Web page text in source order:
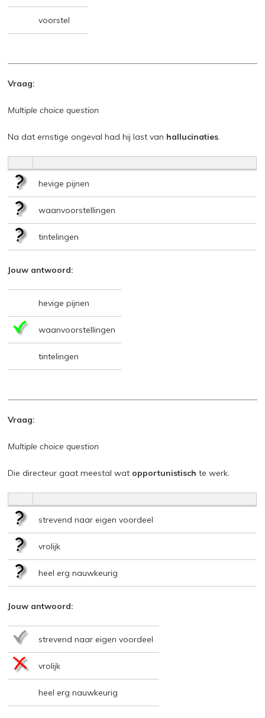
voorstel
Vraag:
Multiple choice question
Na dat ernstige ongeval had hij last van hallucinaties.
hevige pijnen
waanvoorstellingen
tintelingen
Jouw antwoord:
hevige pijnen
waanvoorstellingen
tintelingen
Vraag:
Multiple choice question
Die directeur gaat meestal wat opportunistisch te werk.
strevend naar eigen voordeel
vrolijk
heel erg nauwkeurig
Jouw antwoord:
strevend naar eigen voordeel
vrolijk
heel erg nauwkeurig